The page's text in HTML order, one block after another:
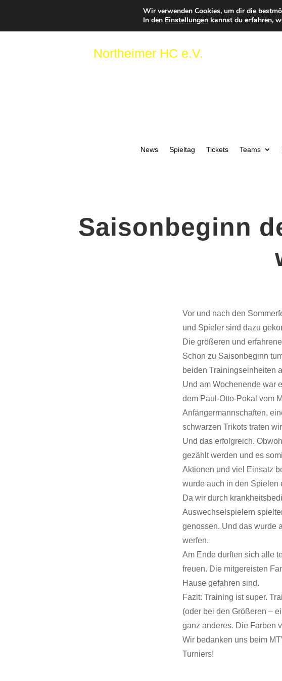
Northeimer HC e.V.
News Spieltag Tickets Teams
Saisonbeginn
Vor und nach den
und Spieler sind dazu
Die größeren und
Schon zu Saisonbeginn
beiden Trainingseinheiten
Und am Wochenende war
dem Paul-Otto-Pokal vom
Anfängermannschaften,
schwarzen Trikots traten
Und das erfolgreich.
gezählt werden und es
Aktionen und viel Einsatz
wurde auch in den Spielen
Da wir durch
Auswechselspielern
genossen. Und das wurde
werfen.
Am Ende durften sich alle
freuen. Die mitgereisten
Hause gefahren sind.
Fazit: Training ist super.
(oder bei den Größeren –
ganz anderes. Die Farben
Wir bedanken uns beim
Turniers!
Wir verwenden Cookies, um dir die
In den Einstellungen kannst du erfahren,